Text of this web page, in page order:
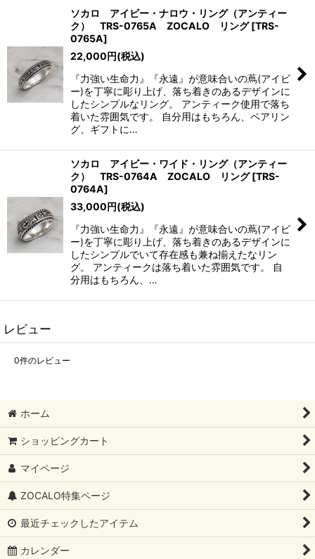
ソカロ アイビー・ナロウ・リング（アンティー
ク） TRS-0765A ZOCALO リング [TRS-
0765A]
22,000円(税込)
『力強い生命力』『永遠』が意味合いの蔦(アイビ
ー)を丁寧に彫り上げ、落ち着きのあるデザインに
したシンプルなリング。 アンティーク使用で落ち
着いた雰囲気です。 自分用はもちろん、ペアリン
グ、ギフトに…
ソカロ アイビー・ワイド・リング（アンティー
ク） TRS-0764A ZOCALO リング [TRS-
0764A]
33,000円(税込)
『力強い生命力』『永遠』が意味合いの蔦(アイビ
ー)を丁寧に彫り上げ、落ち着きのあるデザインに
したシンプルでいて存在感も兼ね揃えたなリン
グ。 アンティークは落ち着いた雰囲気です。 自
分用はもちろん、…
レビュー
0件のレビュー
ホーム
ショッピングカート
マイページ
ZOCALO特集ページ
最近チェックしたアイテム
カレンダー